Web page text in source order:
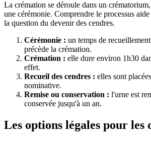
La crémation se déroule dans un
une cérémonie. Comprendre le processus
la question du devenir des cendres.
Cérémonie : un temps de
précède la crémation.
Crémation : elle dure environ 1h30
effet.
Recueil des cendres : elles sont
nominative.
Remise ou conservation : l'urne est
conservée jusqu'à un an.
Les options légales pour les